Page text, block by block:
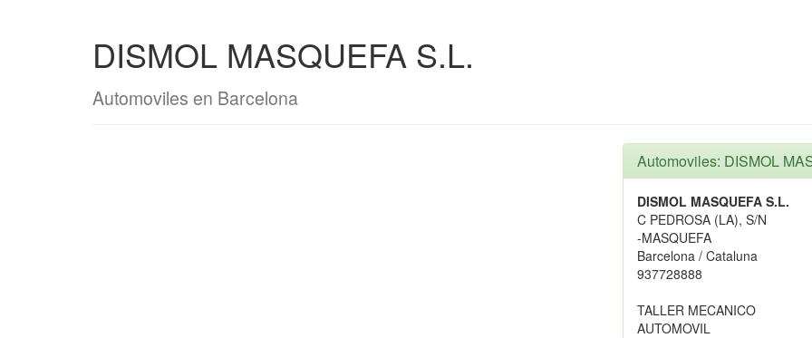
DISMOL MASQUEFA S.L.
Automoviles en Barcelona
Automoviles: DISMOL
DISMOL MASQUEFA S.L.
C PEDROSA (LA), S/N
-MASQUEFA
Barcelona / Cataluna
937728888
TALLER MECANICO
AUTOMOVIL